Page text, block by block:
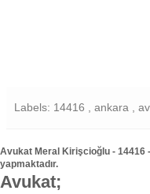
Labels: 14416 , ankara ,
Avukat Meral Kirişcioğlu - 14416
yapmaktadır.
Avukat;